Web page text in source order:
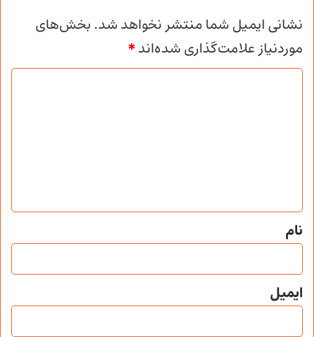
نشانی ایمیل شما منتشر نخواهد شد.بخش‌های
موردنیاز علامت‌گذاری شده‌اند*
*
نام
ایمیل